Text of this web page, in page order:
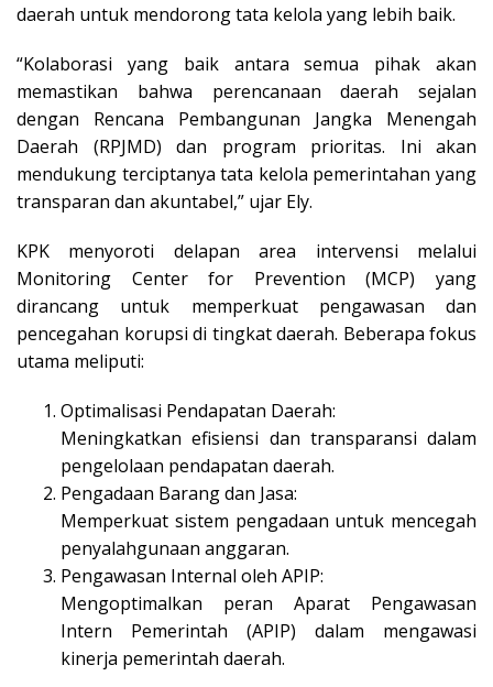
daerah untuk mendorong tata kelola yang lebih baik.
“Kolaborasi yang baik antara semua pihak akan
memastikan bahwa perencanaan daerah sejalan
dengan Rencana Pembangunan Jangka Menengah
Daerah (RPJMD) dan program prioritas. Ini akan
mendukung terciptanya tata kelola pemerintahan yang
transparan dan akuntabel,” ujar Ely.
KPK menyoroti delapan area intervensi melalui
Monitoring Center for Prevention (MCP) yang
dirancang untuk memperkuat pengawasan dan
pencegahan korupsi di tingkat daerah. Beberapa fokus
utama meliputi:
Optimalisasi Pendapatan Daerah:
Meningkatkan efisiensi dan transparansi dalam
pengelolaan pendapatan daerah.
Pengadaan Barang dan Jasa:
Memperkuat sistem pengadaan untuk mencegah
penyalahgunaan anggaran.
Pengawasan Internal oleh APIP:
Mengoptimalkan peran Aparat Pengawasan
Intern Pemerintah (APIP) dalam mengawasi
kinerja pemerintah daerah.